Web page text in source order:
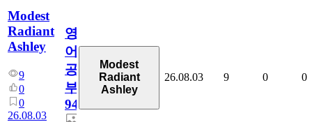
Modest
Radiant
Ashley
9
0
0
26.08.03
영
어
공
부
94
Modest
Radiant
Ashley
26.08.03 9 0 0